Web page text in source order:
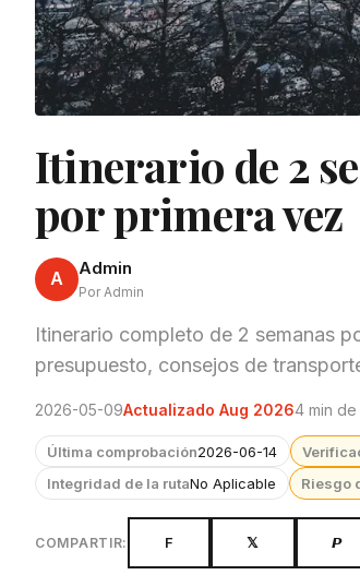
Itinerario de 2
por primera vez
A Admin
Por Admin
Itinerario completo de 2 semanas
presupuesto, consejos de
2026-05-09Actualizado Aug 20264 min
Última comprobación2026-06-14
Integridad de la rutaNo Aplicable Riesgo
COMPARTIR: F 𝕏 𝙋